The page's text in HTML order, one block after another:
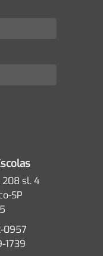
208 sl. 4
SP
0957
1739